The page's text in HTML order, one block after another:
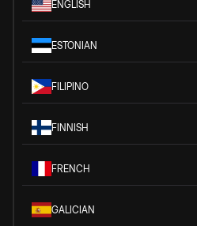
ENGLISH
ESTONIAN
FILIPINO
FINNISH
FRENCH
GALICIAN